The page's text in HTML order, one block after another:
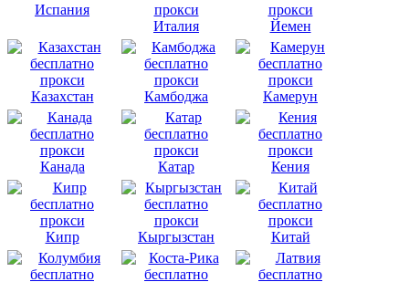
Испания
Италия
Йемен
Казахстан Камбоджа Камерун
Канада Катар Кения
Кипр Кыргызстан Китай